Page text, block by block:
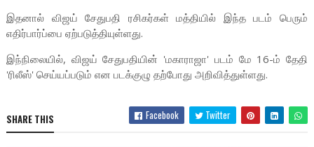
இதனால் விஜய் சேதுபதி ரசிகர்கள் மத்தியில் இந்த படம் பெரும்
எதிர்பார்ப்பை ஏற்படுத்தியுள்ளது.
இந்நிலையில், விஜய் சேதுபதியின் 'மகாராஜா' படம் மே 16-ம் தேதி
'ரிலீஸ்' செய்யப்படும் என படக்குழு தற்போது அறிவித்துள்ளது.
SHARE THIS Facebook Twitter